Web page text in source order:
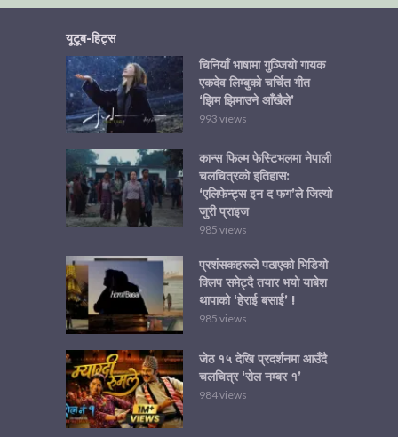
यूटूब-हिट्स
चिनियाँ भाषामा गुञ्जियो गायक
एकदेव लिम्बुको चर्चित गीत
‘झिम झिमाउने आँखैले’
993 views
कान्स फिल्म फेस्टिभलमा नेपाली
चलचित्रको इतिहास:
‘एलिफेन्ट्स इन द फग’ले जित्यो
जुरी प्राइज
985 views
प्रशंसकहरूले पठाएको भिडियो
क्लिप समेट्दै तयार भयो याबेश
थापाको ‘हेराई बसाई’ !
985 views
जेठ १५ देखि प्रदर्शनमा आउँदै
चलचित्र ‘रोल नम्बर १’
984 views